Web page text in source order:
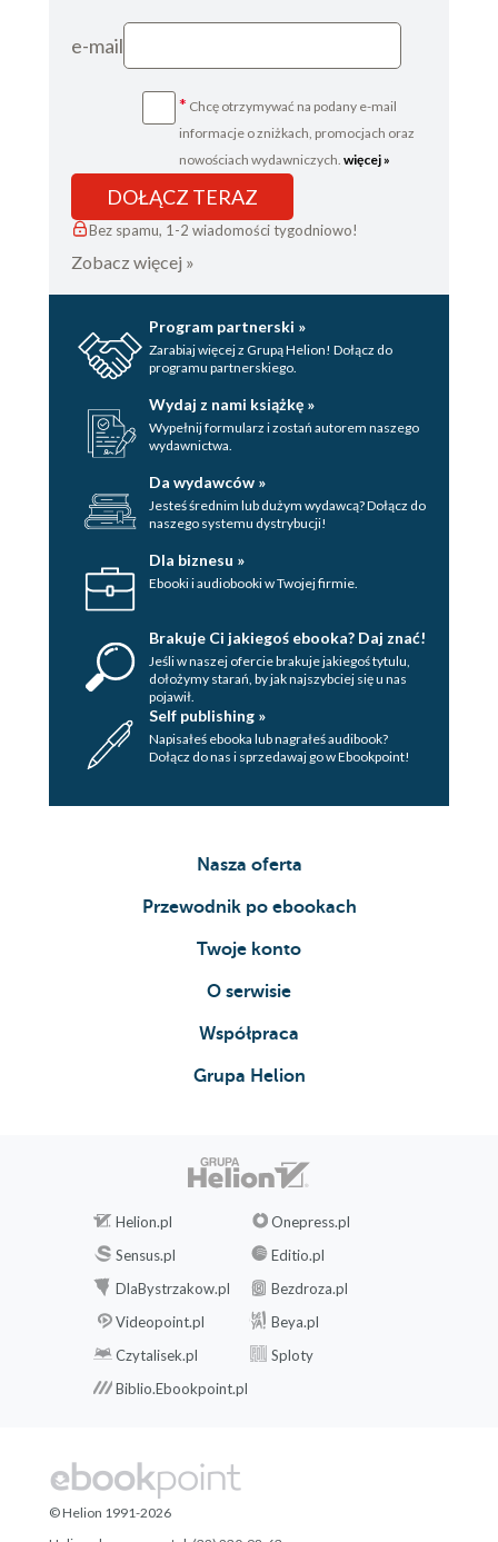
e-mail
* Chcę otrzymywać na podany e-mail
informacje o zniżkach, promocjach oraz
nowościach wydawniczych. więcej »
DOŁĄCZ TERAZ
Bez spamu, 1-2 wiadomości tygodniowo!
Zobacz więcej »
Program partnerski »
Zarabiaj więcej z Grupą Helion! Dołącz do
programu partnerskiego.
Wydaj z nami książkę »
Wypełnij formularz i zostań autorem naszego
wydawnictwa.
Da wydawców »
Jesteś średnim lub dużym wydawcą? Dołącz do
naszego systemu dystrybucji!
Dla biznesu »
Ebooki i audiobooki w Twojej firmie.
Brakuje Ci jakiegoś ebooka? Daj znać!
Jeśli w naszej ofercie brakuje jakiegoś tytulu,
dołożymy starań, by jak najszybciej się u nas
pojawił.
Self publishing »
Napisałeś ebooka lub nagrałeś audibook?
Dołącz do nas i sprzedawaj go w Ebookpoint!
Nasza oferta
Przewodnik po ebookach
Twoje konto
O serwisie
Współpraca
Grupa Helion
Helion.pl
Onepress.pl
Sensus.pl
Editio.pl
DlaBystrzakow.pl
Bezdroza.pl
Videopoint.pl
Beya.pl
Czytalisek.pl
Sploty
Biblio.Ebookpoint.pl
© Helion 1991-2026